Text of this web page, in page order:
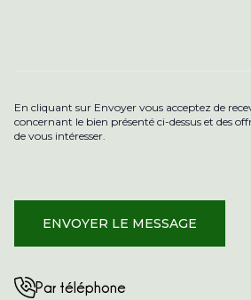
En cliquant sur Envoyer vous acceptez de
concernant le bien présenté ci-dessus et des
de vous intéresser.
Par téléphone